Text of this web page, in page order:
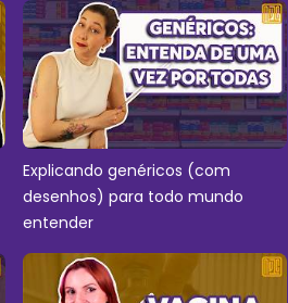
Explicando genéricos (com
desenhos) para todo mundo
entender